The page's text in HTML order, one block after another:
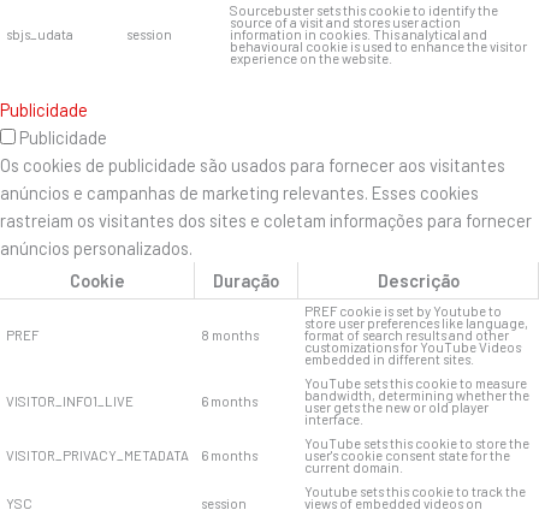
sbjs_udata session
Sourcebuster sets this cookie to identify the
source of a visit and stores user action
information in cookies. This analytical and
behavioural cookie is used to enhance the visitor
experience on the website.
Publicidade
Publicidade
Os cookies de publicidade são usados ​​para fornecer aos visitantes
anúncios e campanhas de marketing relevantes. Esses cookies
rastreiam os visitantes dos sites e coletam informações para fornecer
anúncios personalizados.
Cookie
Duração Descrição
PREF 8 months
PREF cookie is set by Youtube to
store user preferences like language,
format of search results and other
customizations for YouTube Videos
embedded in different sites.
VISITOR_INFO1_LIVE 6 months
YouTube sets this cookie to measure
bandwidth, determining whether the
user gets the new or old player
interface.
VISITOR_PRIVACY_METADATA 6 months
YouTube sets this cookie to store the
user's cookie consent state for the
current domain.
YSC session
Youtube sets this cookie to track the
views of embedded videos on